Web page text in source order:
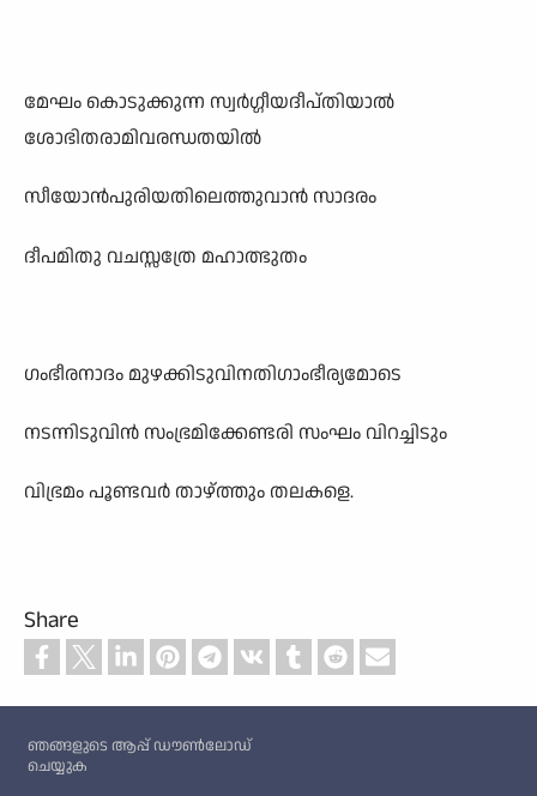
മേഘം കൊടുക്കുന്ന സ്വർഗ്ഗീയദീപ്തിയാൽ
ശോഭിതരാമിവരന്ധതയിൽ
സീയോൻപുരിയതിലെത്തുവാൻ സാദരം
ദീപമിതു വചസ്സത്രേ മഹാത്ഭുതം
ഗംഭീരനാദം മുഴക്കിടുവിനതിഗാംഭീര്യമോടെ
നടന്നിടുവിൻ സംഭ്രമിക്കേണ്ടരി സംഘം വിറച്ചിടും
വിഭ്രമം പൂണ്ടവർ താഴ്ത്തും തലകളെ.
Share
ഞങ്ങളുടെ ആപ്പ് ഡൗൺലോഡ്
ചെയ്യുക